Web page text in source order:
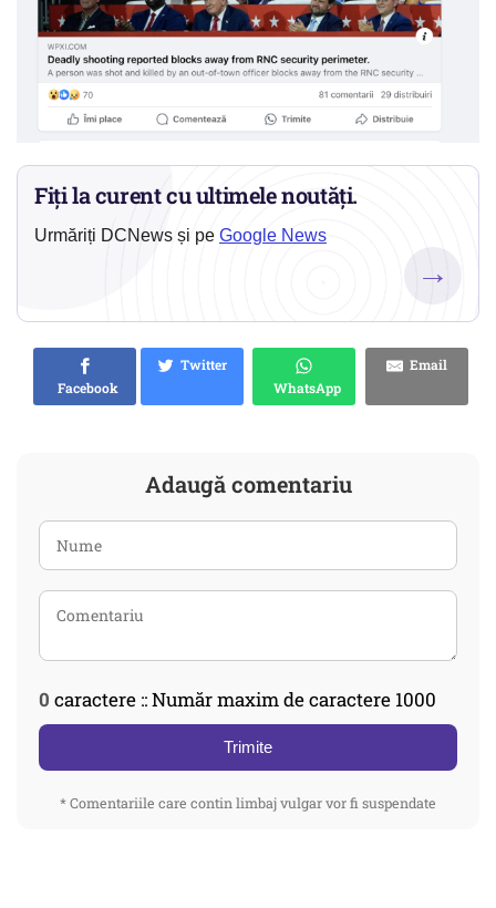
Fiți la curent cu ultimele noutăți.
Urmăriți DCNews și pe Google News
→
Facebook
Twitter
WhatsApp
Email
Adaugă comentariu
0 caractere :: Număr maxim de caractere 1000
Trimite
* Comentariile care contin limbaj vulgar vor fi suspendate